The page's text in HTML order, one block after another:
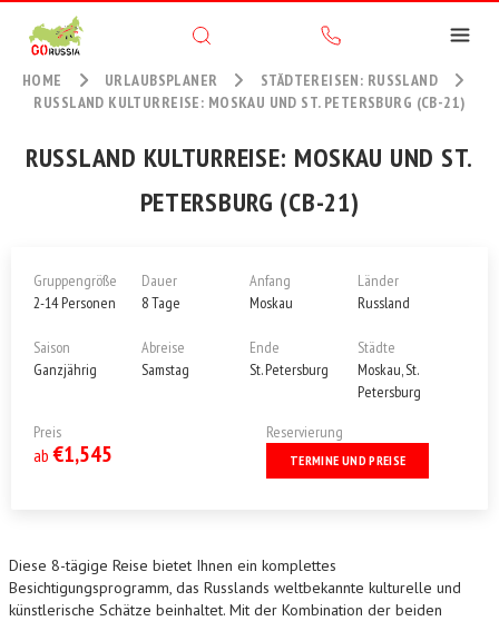
HOME URLAUBSPLANER
STÄDTEREISEN: RUSSLAND
RUSSLAND KULTURREISE: MOSKAU UND ST. PETERSBURG (CB-21)
RUSSLAND KULTURREISE: MOSKAU UND ST.
PETERSBURG (CB-21)
Gruppengröße
2-14 Personen
Saison
Ganzjährig
Dauer
8 Tage
Abreise
Samstag
Anfang
Moskau
Ende
St. Petersburg
Länder
Russland
Städte
Moskau, St.
Petersburg
Preis
ab €1,545
Reservierung
TERMINE UND PREISE
Diese 8-tägige Reise bietet Ihnen ein komplettes
Besichtigungsprogramm, das Russlands weltbekannte kulturelle und
künstlerische Schätze beinhaltet. Mit der Kombination der beiden